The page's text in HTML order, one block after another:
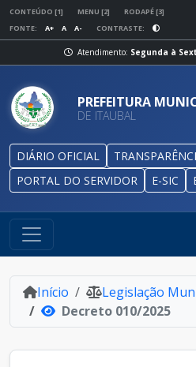
CONTEÚDO [1] MENU [2]
RODAPÉ [3]
FONTE:
A+ A A- CONTRASTE:
Atendimento: Segunda à
PREFEITURA
DE ITAUBAL
DIÁRIO OFICIAL
PORTAL DO SERVIDOR
E-SIC
Início Legislação
Decreto 010/2025